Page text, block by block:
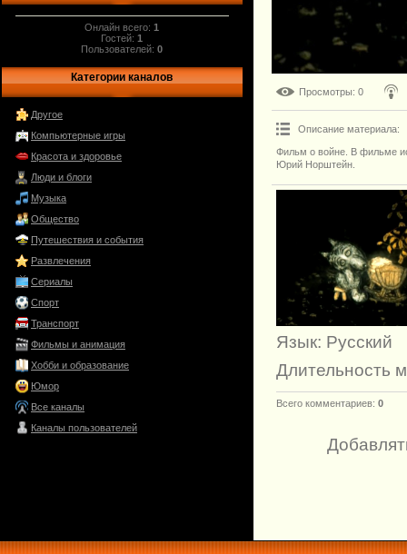
Онлайн всего:1
Гостей:1
Пользователей:0
Категории каналов
Другое
Компьютерные игры
Красота и здоровье
Люди и блоги
Музыка
Общество
Путешествия и события
Развлечения
Сериалы
Спорт
Транспорт
Фильмы и анимация
Хобби и образование
Юмор
Все каналы
Каналы пользователей
Просмотры: 0
Описание материала:
Фильм о войне. В фильме
Юрий Норштейн.
Язык: Русский
Длительность
Всего комментариев: 0